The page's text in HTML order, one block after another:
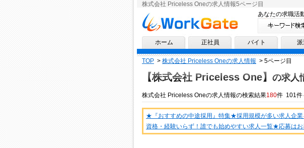
株式会社 Priceless Oneの求人情報5ページ目
求人情報ならワークゲートへ！
あなたの求職活
ホーム 正社員 バイト 派
TOP > 株式会社 Priceless Oneの求人情報 > 5ページ目
【株式会社 Priceless One】 の求人
株式会社 Priceless Oneの求人情報の検索結果180件 101件
★『おすすめの中途採用』特集★採用規模が多い求人企業
資格・経験いらず！誰でも始めやすい求人一覧★応募はお